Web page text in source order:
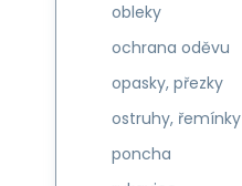
obleky
ochrana oděvu
opasky, přezky
ostruhy, řemínky
poncha